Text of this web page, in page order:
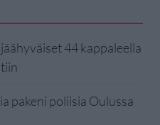
44 kappaleella
pakeni poliisia Oulussa